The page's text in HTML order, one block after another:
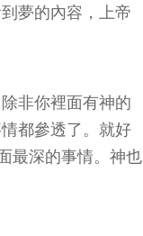
夢的內容，上帝
非你裡面有神的
都參透了。就好
最深的事情。神也